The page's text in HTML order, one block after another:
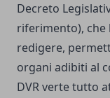
Decreto
riferimento), che
redigere,
organi adibiti al
DVR verte tutto